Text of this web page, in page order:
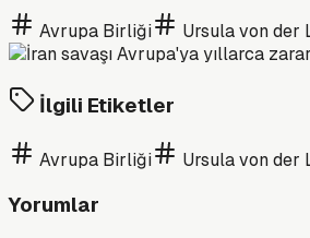
Avrupa Birliği Ursula von der
İlgili Etiketler
Avrupa Birliği Ursula von der
Yorumlar